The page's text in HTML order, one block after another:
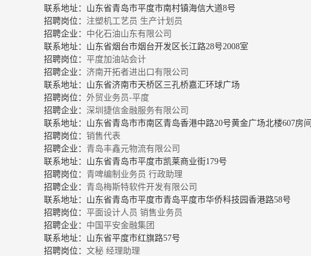
联系地址：山东省青岛市平度市南村镇海信大道8号
招聘岗位： 注塑机工艺员 生产计划员
招聘企业： 中化石油山东有限公司
联系地址：山东省烟台市烟台开发区长江路28号2008室
招聘岗位： 平度加油站会计
招聘企业： 济南开拓者进出口有限公司
联系地址：山东省济南市天桥区三孔桥嘉汇环球广场
招聘岗位： 外贸业务员-平度
招聘企业： 深圳捷信金融服务有限公司
联系地址：山东省青岛市市南区青岛香港中路20号黄金广场北楼607房间
招聘岗位： 销售代表
招聘企业： 青岛丰鑫元物流有限公司
联系地址：山东省青岛市平度市凯莱商业街179号
招聘岗位： 青啤编制业务员 行政助理
招聘企业： 青岛梅斯特软件开发有限公司
联系地址：山东省青岛市平度市青岛平度市华侨科技园香港路58号
招聘岗位： 平面设计人员 销售业务员
招聘企业： 中国平安金融集团
联系地址：山东省平度市红旗路57号
招聘岗位： 文秘 经理助理